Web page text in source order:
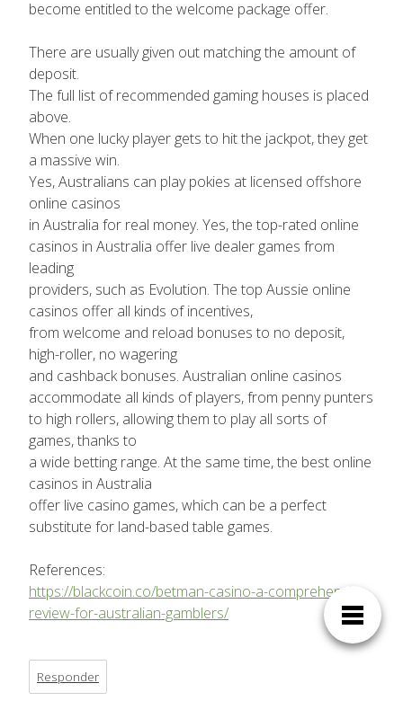
become entitled to the welcome package offer.
There are usually given out matching the amount of
deposit.
The full list of recommended gaming houses is placed
above.
When one lucky player gets to hit the jackpot, they get
a massive win.
Yes, Australians can play pokies at licensed offshore
online casinos
in Australia for real money. Yes, the top-rated online
casinos in Australia offer live dealer games from
leading
providers, such as Evolution. The top Aussie online
casinos offer all kinds of incentives,
from welcome and reload bonuses to no deposit,
high-roller, no wagering
and cashback bonuses. Australian online casinos
accommodate all kinds of players, from penny punters
to high rollers, allowing them to play all sorts of
games, thanks to
a wide betting range. At the same time, the best online
casinos in Australia
offer live casino games, which can be a perfect
substitute for land-based table games.
References:
https://blackcoin.co/betman-casino-a-comprehensive-
review-for-australian-gamblers/
Responder